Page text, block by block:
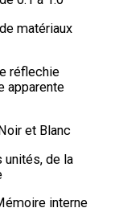
matériaux
réflechie
apparente
et Blanc
unités, de la
interne